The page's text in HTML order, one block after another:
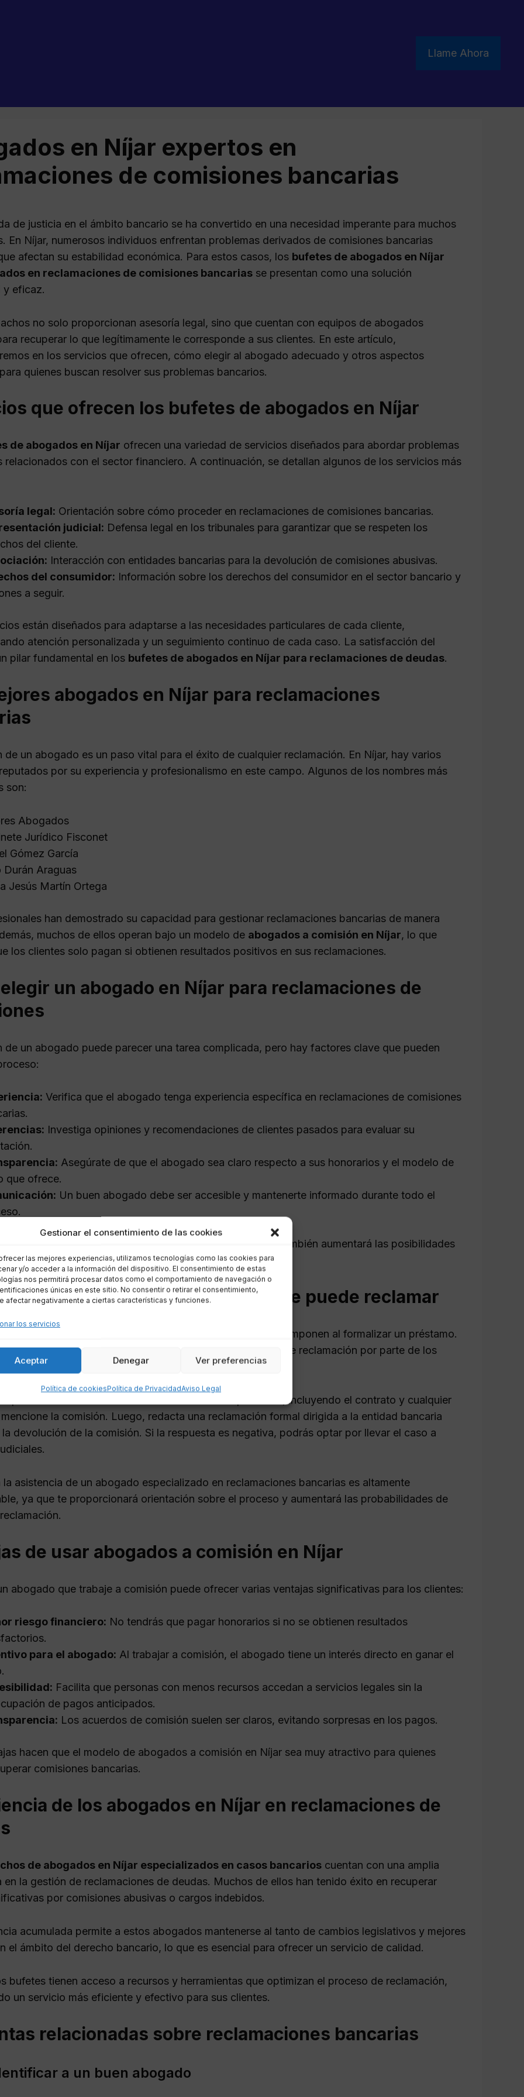
Gestionar el consentimiento de las cookies
las mejores experiencias, utilizamos tecnologías como las cookies para
y/o acceder a la información del dispositivo. El consentimiento de estas
nos permitirá procesar datos como el comportamiento de navegación o
únicas en este sitio. No consentir o retirar el consentimiento,
afectar negativamente a ciertas características y funciones.
los servicios
Aceptar Denegar Ver preferencias
Política de cookiesPolítica de PrivacidadAviso Legal
Llame Ahora
en Níjar expertos en
de comisiones bancarias
de justicia en el ámbito bancario se ha convertido en una necesidad imperante para muchos
En Níjar, numerosos individuos enfrentan problemas derivados de comisiones bancarias
afectan su estabilidad económica. Para estos casos, los bufetes de abogados en Níjar
en reclamaciones de comisiones bancarias se presentan como una solución
y eficaz.
no solo proporcionan asesoría legal, sino que cuentan con equipos de abogados
recuperar lo que legítimamente le corresponde a sus clientes. En este artículo,
en los servicios que ofrecen, cómo elegir al abogado adecuado y otros aspectos
quienes buscan resolver sus problemas bancarios.
que ofrecen los bufetes de abogados en Níjar
de abogados en Níjar ofrecen una variedad de servicios diseñados para abordar problemas
relacionados con el sector financiero. A continuación, se detallan algunos de los servicios más
legal: Orientación sobre cómo proceder en reclamaciones de comisiones bancarias.
judicial: Defensa legal en los tribunales para garantizar que se respeten los
del cliente.
Interacción con entidades bancarias para la devolución de comisiones abusivas.
del consumidor: Información sobre los derechos del consumidor en el sector bancario y
a seguir.
están diseñados para adaptarse a las necesidades particulares de cada cliente,
atención personalizada y un seguimiento continuo de cada caso. La satisfacción del
pilar fundamental en los bufetes de abogados en Níjar para reclamaciones de deudas.
abogados en Níjar para reclamaciones
de un abogado es un paso vital para el éxito de cualquier reclamación. En Níjar, hay varios
por su experiencia y profesionalismo en este campo. Algunos de los nombres más
son:
Abogados
Jurídico Fisconet
Gómez García
Durán Araguas
Jesús Martín Ortega
han demostrado su capacidad para gestionar reclamaciones bancarias de manera
muchos de ellos operan bajo un modelo de abogados a comisión en Níjar, lo que
los clientes solo pagan si obtienen resultados positivos en sus reclamaciones.
un abogado en Níjar para reclamaciones de
de un abogado puede parecer una tarea complicada, pero hay factores clave que pueden
Verifica que el abogado tenga experiencia específica en reclamaciones de comisiones
Investiga opiniones y recomendaciones de clientes pasados para evaluar su
Asegúrate de que el abogado sea claro respecto a sus honorarios y el modelo de
que ofrece.
Un buen abogado debe ser accesible y mantenerte informado durante todo el
estos aspectos no solo mejorará tu experiencia, sino que también aumentará las posibilidades
reclamación.
la comisión de apertura y cómo se puede reclamar
de apertura es un cargo que algunas entidades bancarias imponen al formalizar un préstamo.
son a menudo consideradas abusivas y son motivo de reclamación por parte de los
Para reclamarla, es importante seguir ciertos pasos:
toda la documentación relacionada con el préstamo, incluyendo el contrato y cualquier
la comisión. Luego, redacta una reclamación formal dirigida a la entidad bancaria
devolución de la comisión. Si la respuesta es negativa, podrás optar por llevar el caso a
la asistencia de un abogado especializado en reclamaciones bancarias es altamente
ya que te proporcionará orientación sobre el proceso y aumentará las probabilidades de
de usar abogados a comisión en Níjar
abogado que trabaje a comisión puede ofrecer varias ventajas significativas para los clientes:
riesgo financiero: No tendrás que pagar honorarios si no se obtienen resultados
para el abogado: Al trabajar a comisión, el abogado tiene un interés directo en ganar el
Facilita que personas con menos recursos accedan a servicios legales sin la
de pagos anticipados.
Los acuerdos de comisión suelen ser claros, evitando sorpresas en los pagos.
hacen que el modelo de abogados a comisión en Níjar sea muy atractivo para quienes
comisiones bancarias.
de los abogados en Níjar en reclamaciones de
de abogados en Níjar especializados en casos bancarios cuentan con una amplia
en la gestión de reclamaciones de deudas. Muchos de ellos han tenido éxito en recuperar
por comisiones abusivas o cargos indebidos.
acumulada permite a estos abogados mantenerse al tanto de cambios legislativos y mejores
el ámbito del derecho bancario, lo que es esencial para ofrecer un servicio de calidad.
bufetes tienen acceso a recursos y herramientas que optimizan el proceso de reclamación,
un servicio más eficiente y efectivo para sus clientes.
relacionadas sobre reclamaciones bancarias
a un buen abogado